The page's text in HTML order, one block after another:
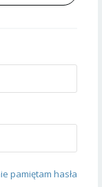
pamiętam hasła